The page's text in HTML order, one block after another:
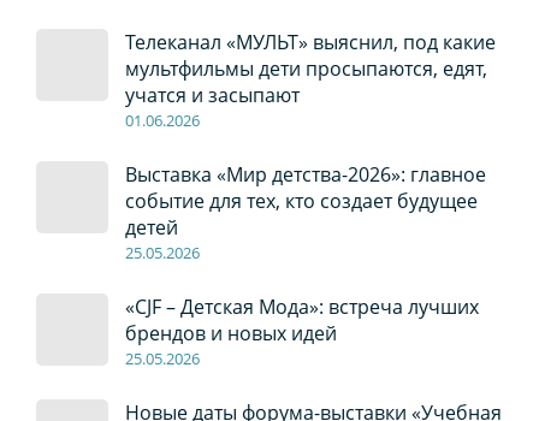
Телеканал «МУЛЬТ» выяснил, под какие
мультфильмы дети просыпаются, едят,
учатся и засыпают
01.06.2026
Выставка «Мир детства-2026»: главное
событие для тех, кто создает будущее
детей
25.05.2026
«CJF – Детская Мода»: встреча лучших
брендов и новых идей
25.05.2026
Новые даты форума-выставки «Учебная